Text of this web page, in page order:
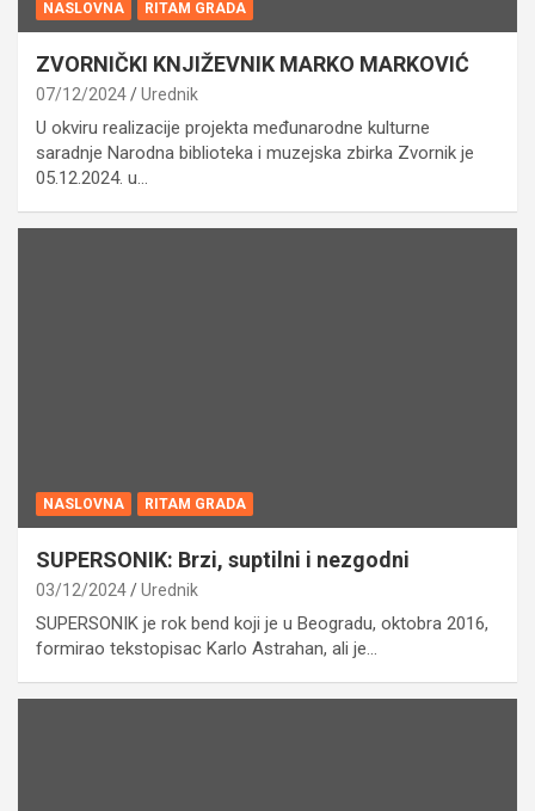
NASLOVNA RITAM GRADA
ZVORNIČKI KNJIŽEVNIK MARKO MARKOVIĆ
07/12/2024 Urednik
U okviru realizacije projekta međunarodne kulturne
saradnje Narodna biblioteka i muzejska zbirka Zvornik je
05.12.2024. u…
NASLOVNA RITAM GRADA
SUPERSONIK: Brzi, suptilni i nezgodni
03/12/2024 Urednik
SUPERSONIK je rok bend koji je u Beogradu, oktobra 2016,
formirao tekstopisac Karlo Astrahan, ali je…